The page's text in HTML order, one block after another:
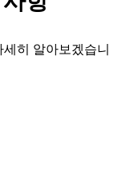
히 알아보겠습니